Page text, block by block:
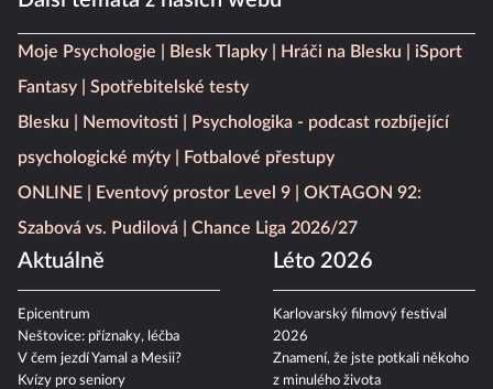
Moje Psychologie Blesk Tlapky Hráči na Blesku
iSport
Fantasy
Spotřebitelské testy
Blesku
Nemovitosti
Psychologika - podcast rozbíjející
psychologické mýty
Fotbalové přestupy
ONLINE
Eventový prostor Level 9
OKTAGON 92:
Szabová vs. Pudilová
Chance Liga 2026/27
Aktuálně
Epicentrum
Neštovice: příznaky, léčba
V čem jezdí Yamal a Mesii?
Kvízy pro seniory
Léto 2026
Karlovarský filmový festival
2026
Znamení, že jste potkali někoho
z minulého života